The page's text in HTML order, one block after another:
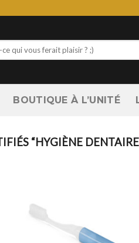
BOUTIQUE À L’UNITÉ
“HYGIÈNE